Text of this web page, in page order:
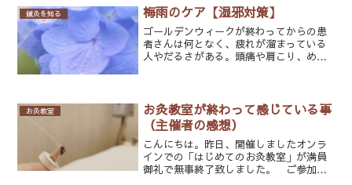
「アテネ不眠尺度」を用いて、どのよう
な特徴を持った方が来院さ...
鍼灸を知る 梅雨のケア【湿邪対策】
ゴールデンウィークが終わってからの患
者さんは何となく、疲れが溜まっている
人やだるさがある。頭痛や肩こり、めま
まいこのような痛みや対処...
お灸教室
お灸教室が終わって感じている事
（主催者の感想）
こんにちは。昨日、開催しましたオンラ
インでの「はじめてのお灸教室」が満員
御礼で無事終了致しました。 ご参加い